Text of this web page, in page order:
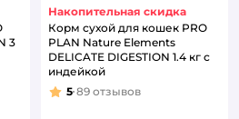
3
Накопительная скидка
Корм сухой для кошек PRO
PLAN Nature Elements
DELICATE DIGESTION 1.4 кг с
индейкой
Рейтинг:
5 89 отзывов